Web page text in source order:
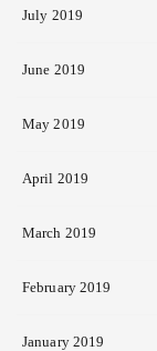
July 2019
June 2019
May 2019
April 2019
March 2019
February 2019
January 2019